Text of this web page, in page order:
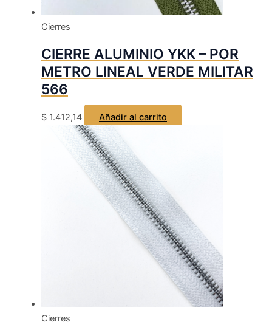
Cierres
CIERRE ALUMINIO YKK – POR
METRO LINEAL VERDE MILITAR
566
$ 1.412,14 Añadir al carrito
Cierres